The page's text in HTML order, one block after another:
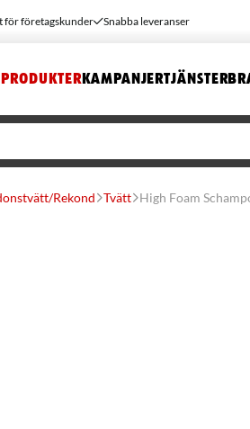
för företagskunder Snabba leveranser
PRODUKTER KAMPANJERTJÄNSTER
Rekond Tvätt High Foam